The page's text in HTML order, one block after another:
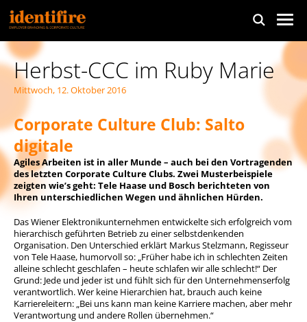
Herbst-CCC im Ruby Marie
Mittwoch, 12. Oktober 2016
Corporate Culture Club: Salto
digitale
Agiles Arbeiten ist in aller Munde – auch bei den Vortragenden
des letzten Corporate Culture Clubs. Zwei Musterbeispiele
zeigten wie’s geht: Tele Haase und Bosch berichteten von
Ihren unterschiedlichen Wegen und ähnlichen Hürden.
Das Wiener Elektronikunternehmen entwickelte sich erfolgreich vom
hierarchisch geführten Betrieb zu einer selbstdenkenden
Organisation. Den Unterschied erklärt Markus Stelzmann, Regisseur
von Tele Haase, humorvoll so: „Früher habe ich in schlechten Zeiten
alleine schlecht geschlafen – heute schlafen wir alle schlecht!“ Der
Grund: Jede und jeder ist und fühlt sich für den Unternehmenserfolg
verantwortlich. Wer keine Hierarchien hat, brauch auch keine
Karriereleitern: „Bei uns kann man keine Karriere machen, aber mehr
Verantwortung und andere Rollen übernehmen.“